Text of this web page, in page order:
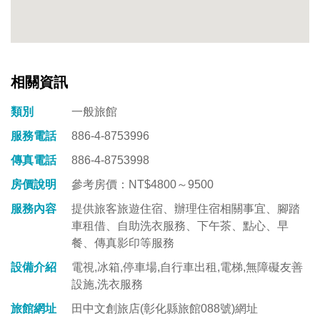
相關資訊
類別
一般旅館
服務電話
886-4-8753996
傳真電話
886-4-8753998
房價說明
參考房價：NT$4800～9500
服務內容
提供旅客旅遊住宿、辦理住宿相關事宜、腳踏
車租借、自助洗衣服務、下午茶、點心、早
餐、傳真影印等服務
設備介紹
電視,冰箱,停車場,自行車出租,電梯,無障礙友善
設施,洗衣服務
旅館網址
田中文創旅店(彰化縣旅館088號)網址